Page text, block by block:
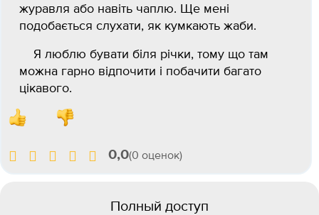
журавля або навіть чаплю. Ще мені
подобається слухати, як кумкають жаби.
Я люблю бувати біля річки, тому що там
можна гарно відпочити і побачити багато
цікавого.
0,0(0 оценок)
Полный доступ